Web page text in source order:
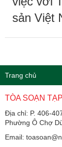
sản Việt
Trang chủ
TÒA SOẠN
Địa chỉ: P. 406-
Phường Ô Chợ
Email: